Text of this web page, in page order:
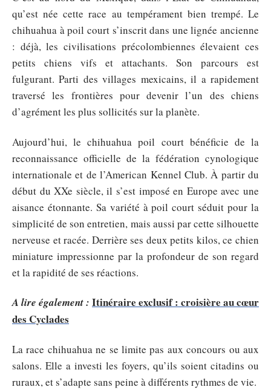
qu’est née cette race au tempérament bien trempé. Le
chihuahua à poil court s’inscrit dans une lignée ancienne
: déjà, les civilisations précolombiennes élevaient ces
petits chiens vifs et attachants. Son parcours est
fulgurant. Parti des villages mexicains, il a rapidement
traversé les frontières pour devenir l’un des chiens
d’agrément les plus sollicités sur la planète.
Aujourd’hui, le chihuahua poil court bénéficie de la
reconnaissance officielle de la fédération cynologique
internationale et de l’American Kennel Club. À partir du
début du XXe siècle, il s’est imposé en Europe avec une
aisance étonnante. Sa variété à poil court séduit pour la
simplicité de son entretien, mais aussi par cette silhouette
nerveuse et racée. Derrière ses deux petits kilos, ce chien
miniature impressionne par la profondeur de son regard
et la rapidité de ses réactions.
A lire également : Itinéraire exclusif : croisière au cœur
des Cyclades
La race chihuahua ne se limite pas aux concours ou aux
salons. Elle a investi les foyers, qu’ils soient citadins ou
ruraux, et s’adapte sans peine à différents rythmes de vie.